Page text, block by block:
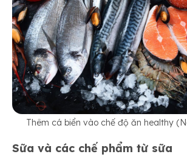
Thêm cá biển vào chế độ ăn healthy
Sữa và các chế phẩm từ sữa